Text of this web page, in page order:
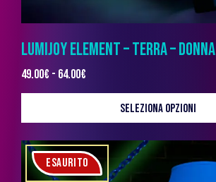
LUMIJOY ELEMENT – TERRA – DONNA
49.00€ - 64.00€
SELEZIONA OPZIONI
ESAURITO